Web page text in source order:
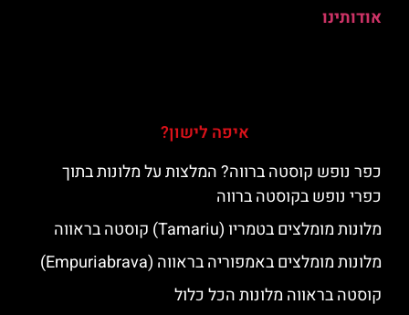
אודותינו
איפה לישון?
כפר נופש קוסטה ברווה? המלצות על מלונות בתוך
כפרי נופש בקוסטה ברווה
מלונות מומלצים בטמריו (Tamariu) קוסטה בראווה
מלונות מומלצים באמפוריה בראווה (Empuriabrava)
קוסטה בראווה מלונות הכל כלול